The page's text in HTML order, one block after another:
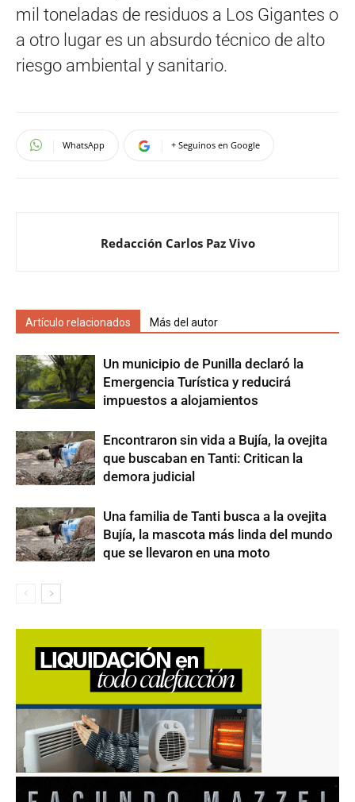
mil toneladas de residuos a Los Gigantes o
a otro lugar es un absurdo técnico de alto
riesgo ambiental y sanitario.
WhatsApp + Seguinos en Google
Redacción Carlos Paz Vivo
Artículo relacionados Más del autor
Un municipio de Punilla declaró la
Emergencia Turística y reducirá
impuestos a alojamientos
Encontraron sin vida a Bujía, la ovejita
que buscaban en Tanti: Critican la
demora judicial
Una familia de Tanti busca a la ovejita
Bujía, la mascota más linda del mundo
que se llevaron en una moto